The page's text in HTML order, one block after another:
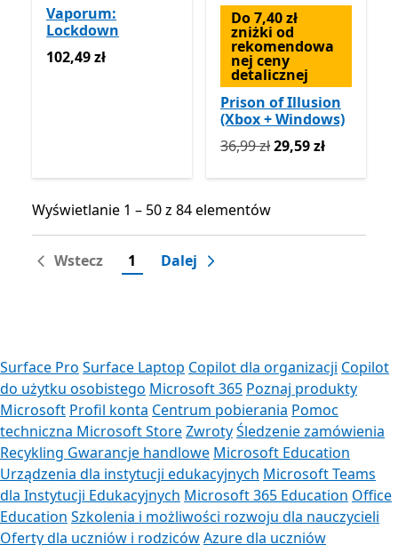
Vaporum:
Lockdown
102,49 zł
102,49 zł
Do 7,40 zł
zniżki od
rekomendowa
nej ceny
detalicznej
Prison of Illusion
(Xbox + Windows)
Pierwotnie 36,99 zł teraz
36,99 zł29,59 zł
Wyświetlanie 1 – 50 z 84 elementów
Wyświetlanie 1 – 50 z 84 elementów
Wstecz 1 Dalej
Surface Pro Surface Laptop Copilot dla organizacji Copilot
do użytku osobistego Microsoft 365 Poznaj produkty
Microsoft Profil konta Centrum pobierania Pomoc
techniczna Microsoft StoreZwrotyŚledzenie zamówienia
Recykling Gwarancje handlowe Microsoft Education
Urządzenia dla instytucji edukacyjnych Microsoft Teams
dla Instytucji Edukacyjnych Microsoft 365 Education Office
Education Szkolenia i możliwości rozwoju dla nauczycieli
Oferty dla uczniów i rodzicówAzure dla uczniów